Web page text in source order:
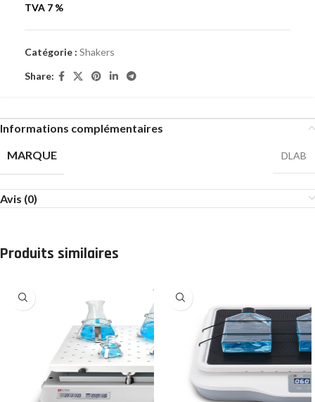
TVA 7 %
Catégorie : Shakers
Share:
Informations complémentaires
MARQUE
DLAB
Avis (0)
Produits similaires